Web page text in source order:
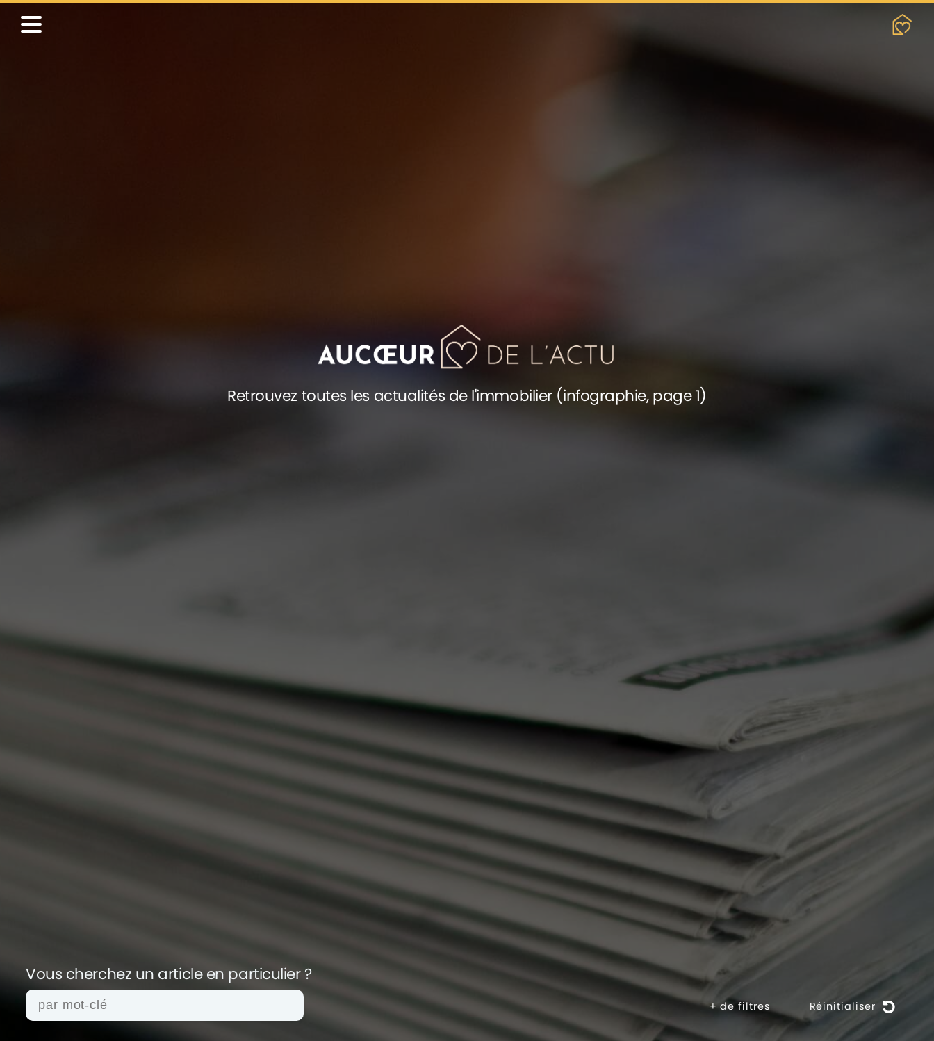
Retrouvez toutes les actualités de l'immobilier (infographie, page 1)
Vous cherchez un article en particulier ?
+de filtres Réinitialiser